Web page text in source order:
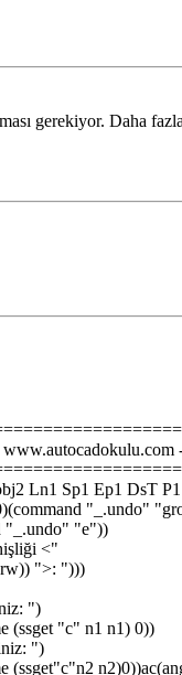
gerekiyor. Daha
Ln1 Sp1 Ep1 DsT
"_.undo"
"_.undo" "e"))
<"
">: ")))
")
(ssget "c" n1 n1) 0))
")